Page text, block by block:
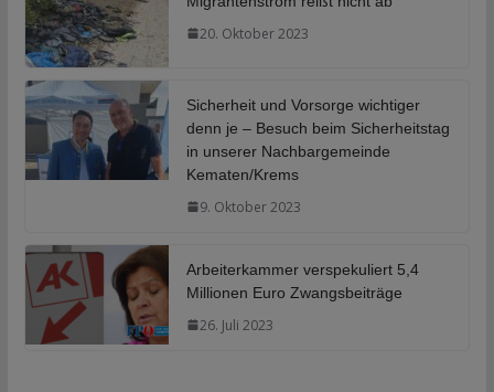
20. Oktober 2023
Sicherheit und Vorsorge wichtiger
denn je – Besuch beim Sicherheitstag
in unserer Nachbargemeinde
Kematen/Krems
9. Oktober 2023
Arbeiterkammer verspekuliert 5,4
Millionen Euro Zwangsbeiträge
26. Juli 2023